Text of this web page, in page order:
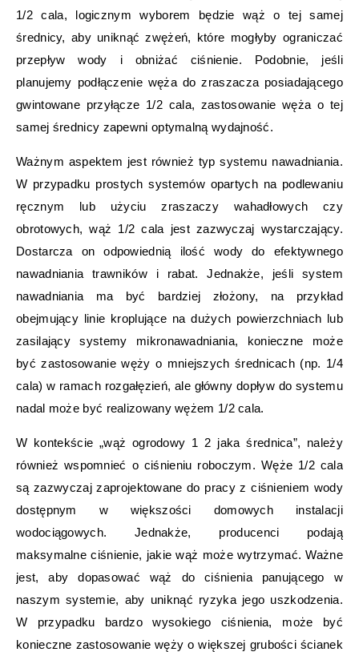
1/2 cala, logicznym wyborem będzie wąż o tej samej
średnicy, aby uniknąć zwężeń, które mogłyby ograniczać
przepływ wody i obniżać ciśnienie. Podobnie, jeśli
planujemy podłączenie węża do zraszacza posiadającego
gwintowane przyłącze 1/2 cala, zastosowanie węża o tej
samej średnicy zapewni optymalną wydajność.
Ważnym aspektem jest również typ systemu nawadniania.
W przypadku prostych systemów opartych na podlewaniu
ręcznym lub użyciu zraszaczy wahadłowych czy
obrotowych, wąż 1/2 cala jest zazwyczaj wystarczający.
Dostarcza on odpowiednią ilość wody do efektywnego
nawadniania trawników i rabat. Jednakże, jeśli system
nawadniania ma być bardziej złożony, na przykład
obejmujący linie kroplujące na dużych powierzchniach lub
zasilający systemy mikronawadniania, konieczne może
być zastosowanie węży o mniejszych średnicach (np. 1/4
cala) w ramach rozgałęzień, ale główny dopływ do systemu
nadal może być realizowany wężem 1/2 cala.
W kontekście „wąż ogrodowy 1 2 jaka średnica”, należy
również wspomnieć o ciśnieniu roboczym. Węże 1/2 cala
są zazwyczaj zaprojektowane do pracy z ciśnieniem wody
dostępnym w większości domowych instalacji
wodociągowych. Jednakże, producenci podają
maksymalne ciśnienie, jakie wąż może wytrzymać. Ważne
jest, aby dopasować wąż do ciśnienia panującego w
naszym systemie, aby uniknąć ryzyka jego uszkodzenia.
W przypadku bardzo wysokiego ciśnienia, może być
konieczne zastosowanie węży o większej grubości ścianek